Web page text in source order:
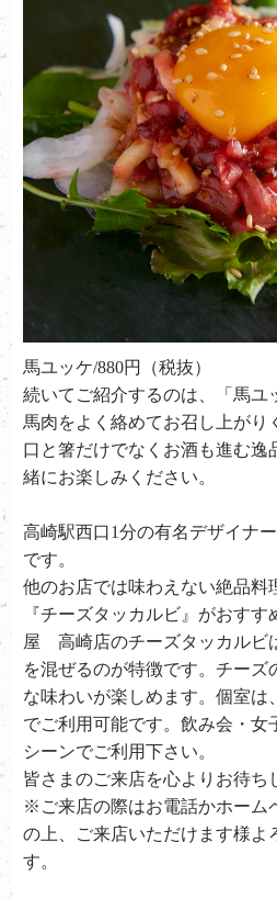
馬ユッケ/880円（税抜）
続いてご紹介するのは、「馬ユ
馬肉をよく絡めてお召し上がり
口と箸だけでなくお酒も進む逸
緒にお楽しみください。
高崎駅西口1分の有名デザイナ
です。
他のお店では味わえない絶品料
『チーズタッカルビ』がおす
屋 高崎店のチーズタッカルビ
を混ぜるのが特徴です。チーズ
な味わいが楽しめます。個室は
でご利用可能です。飲み会・女
シーンでご利用下さい。
皆さまのご来店を心よりお待ち
※ご来店の際はお電話かホーム
の上、ご来店いただけます様よ
す。